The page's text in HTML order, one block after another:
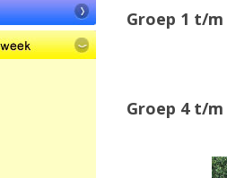
Groep 1 t/m
Groep 4 t/m